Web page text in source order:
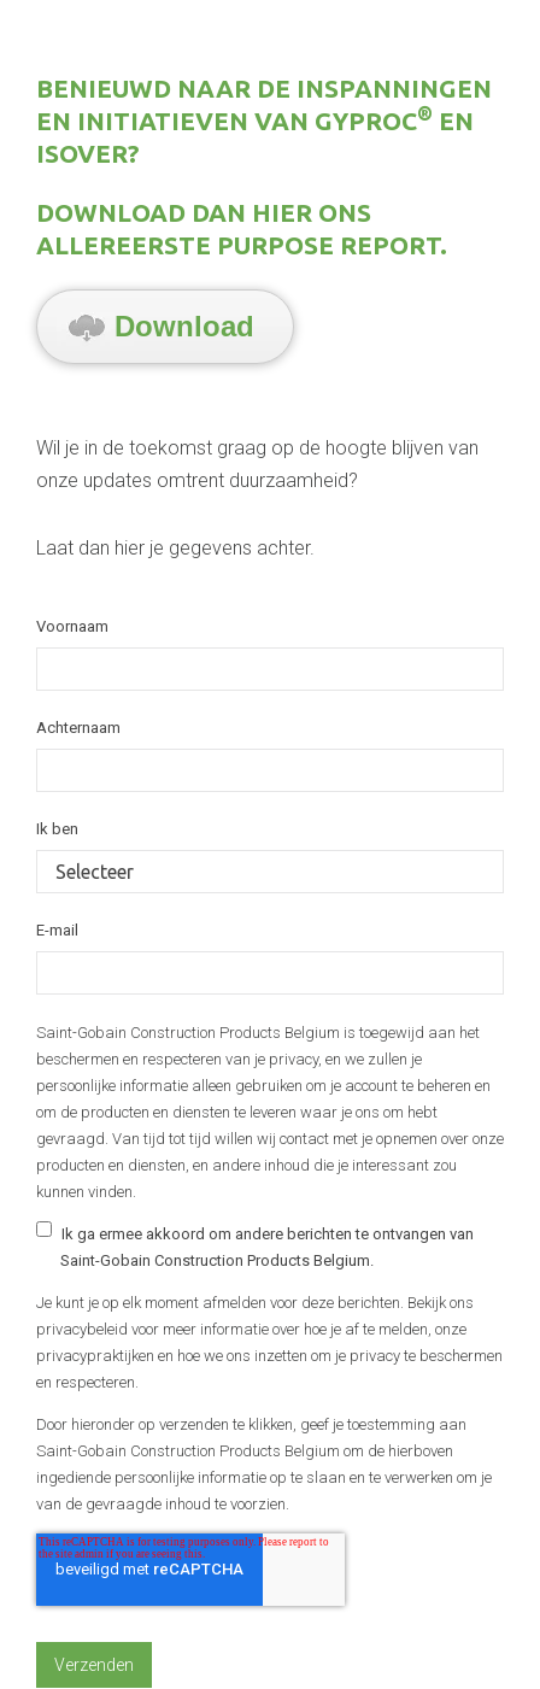
BENIEUWD NAAR DE INSPANNINGEN
EN INITIATIEVEN VAN GYPROC® EN
ISOVER?
DOWNLOAD DAN HIER ONS
ALLEREERSTE PURPOSE REPORT.
Download
Wil je in de toekomst graag op de hoogte blijven van
onze updates omtrent duurzaamheid?
Laat dan hier je gegevens achter.
Voornaam
Achternaam
Ik ben
E-mail
Saint-Gobain Construction Products Belgium is toegewijd aan het
beschermen en respecteren van je privacy, en we zullen je
persoonlijke informatie alleen gebruiken om je account te beheren en
om de producten en diensten te leveren waar je ons om hebt
gevraagd. Van tijd tot tijd willen wij contact met je opnemen over onze
producten en diensten, en andere inhoud die je interessant zou
kunnen vinden.
Ik ga ermee akkoord om andere berichten te ontvangen van
Saint-Gobain Construction Products Belgium.
Je kunt je op elk moment afmelden voor deze berichten. Bekijk ons
privacybeleid voor meer informatie over hoe je af te melden, onze
privacypraktijken en hoe we ons inzetten om je privacy te beschermen
en respecteren.
Door hieronder op verzenden te klikken, geef je toestemming aan
Saint-Gobain Construction Products Belgium om de hierboven
ingediende persoonlijke informatie op te slaan en te verwerken om je
van de gevraagde inhoud te voorzien.